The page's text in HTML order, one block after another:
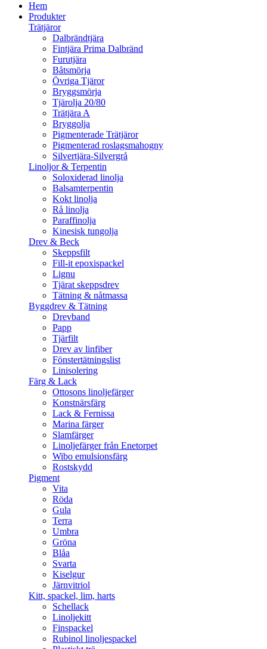
Hem
Produkter
Trätjäror
Dalbrändtjära
Fintjära Prima Dalbränd
Furutjära
Båtsmörja
Övriga Tjäror
Bryggsmörja
Tjärolja 20/80
Trätjära A
Bryggolja
Pigmenterade Trätjäror
Pigmenterad roslagsmahogny
Silvertjära-Silvergrå
Linoljor & Terpentin
Soloxiderad linolja
Balsamterpentin
Kokt linolja
Rå linolja
Paraffinolja
Kinesisk tungolja
Drev & Beck
Skeppsfilt
Fill-it epoxispackel
Lignu
Tjärat skeppsdrev
Tätning & nåtmassa
Byggdrev & Tätning
Drevband
Papp
Tjärfilt
Drev av linfiber
Fönstertätningslist
Linisolering
Färg & Lack
Ottosons linoljefärger
Konstnärsfärg
Lack & Fernissa
Marina färger
Slamfärger
Linoljefärger från Enetorpet
Wibo emulsionsfärg
Rostskydd
Pigment
Vita
Röda
Gula
Terra
Umbra
Gröna
Blåa
Svarta
Kiselgur
Järnvitriol
Kitt, spackel, lim, harts
Schellack
Linoljekitt
Finspackel
Rubinol linoljespackel